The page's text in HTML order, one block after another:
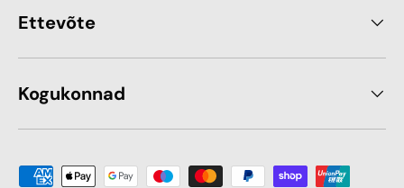
Ettevõte
Kogukonnad
Makseviis sobib